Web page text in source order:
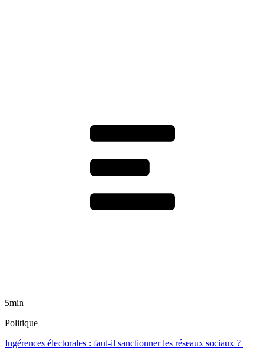
5min
Politique
Ingérences électorales : faut-il sanctionner les réseaux sociaux ?